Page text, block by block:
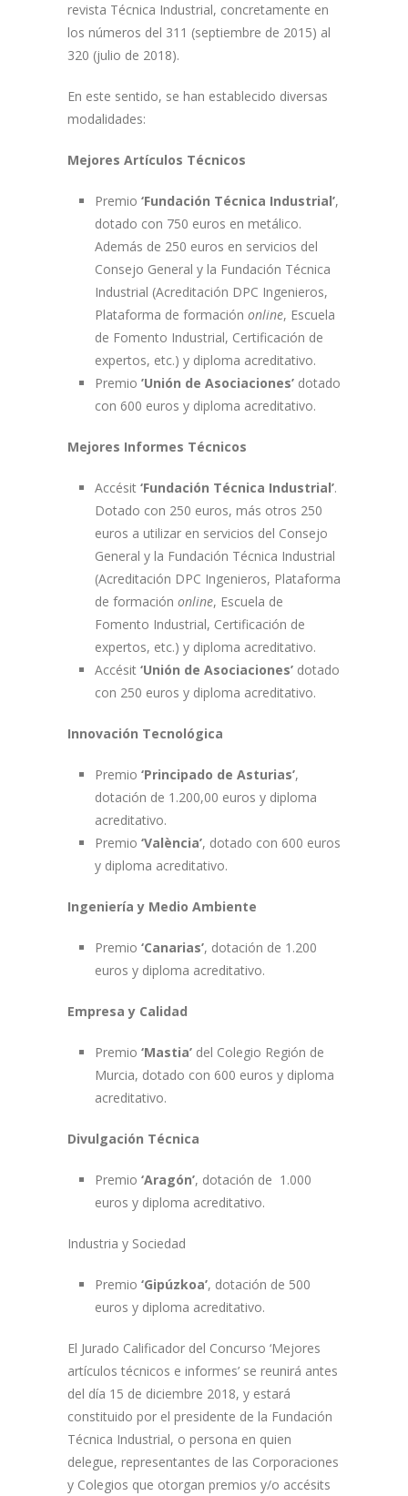
revista Técnica Industrial, concretamente en
los números del 311 (septiembre de 2015) al
320 (julio de 2018).
En este sentido, se han establecido diversas
modalidades:
Mejores Artículos Técnicos
Premio ‘Fundación Técnica Industrial’,
dotado con 750 euros en metálico.
Además de 250 euros en servicios del
Consejo General y la Fundación Técnica
Industrial (Acreditación DPC Ingenieros,
Plataforma de formación online, Escuela
de Fomento Industrial, Certificación de
expertos, etc.) y diploma acreditativo.
Premio ’Unión de Asociaciones’ dotado
con 600 euros y diploma acreditativo.
Mejores Informes Técnicos
Accésit ‘Fundación Técnica Industrial’.
Dotado con 250 euros, más otros 250
euros a utilizar en servicios del Consejo
General y la Fundación Técnica Industrial
(Acreditación DPC Ingenieros, Plataforma
de formación online, Escuela de
Fomento Industrial, Certificación de
expertos, etc.) y diploma acreditativo.
Accésit ‘Unión de Asociaciones’ dotado
con 250 euros y diploma acreditativo.
Innovación Tecnológica
Premio ‘Principado de Asturias’,
dotación de 1.200,00 euros y diploma
acreditativo.
Premio ‘València’, dotado con 600 euros
y diploma acreditativo.
Ingeniería y Medio Ambiente
Premio ‘Canarias’, dotación de 1.200
euros y diploma acreditativo.
Empresa y Calidad
Premio ‘Mastia’ del Colegio Región de
Murcia, dotado con 600 euros y diploma
acreditativo.
Divulgación Técnica
Premio ‘Aragón’, dotación de 1.000
euros y diploma acreditativo.
Industria y Sociedad
Premio ‘Gipúzkoa’, dotación de 500
euros y diploma acreditativo.
El Jurado Calificador del Concurso ‘Mejores
artículos técnicos e informes’ se reunirá antes
del día 15 de diciembre 2018, y estará
constituido por el presidente de la Fundación
Técnica Industrial, o persona en quien
delegue, representantes de las Corporaciones
y Colegios que otorgan premios y/o accésits